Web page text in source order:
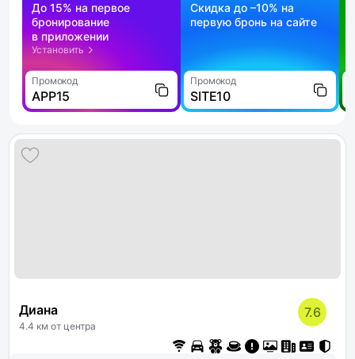
До 15% на первое
бронирование
в приложении
Установить
Промокод
APP15
Скидка до –10% на
первую бронь на сайте
Промокод
SITE10
Диана
4.4 км от центра
7.6